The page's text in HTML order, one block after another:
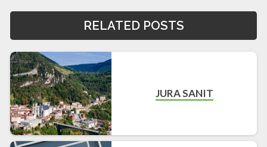
RELATED POSTS
JURA SANIT